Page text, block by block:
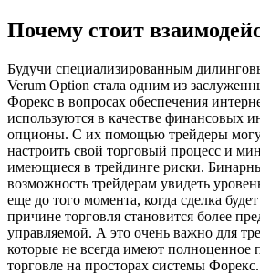
Почему стоит
Будучи специализированным
Verum Option стала одним из
Форекс в вопросах обеспечения
используются в качестве финансовых
опционы. С их помощью трейдеры
настроить свой торговый процесс и
имеющиеся в трейдинге риски.
возможность трейдерам увидеть
еще до того момента, когда сделка
причине торговля становится более
управляемой. А это очень важно для
которые не всегда имеют полноценное
торговле на просторах системы Форекс.